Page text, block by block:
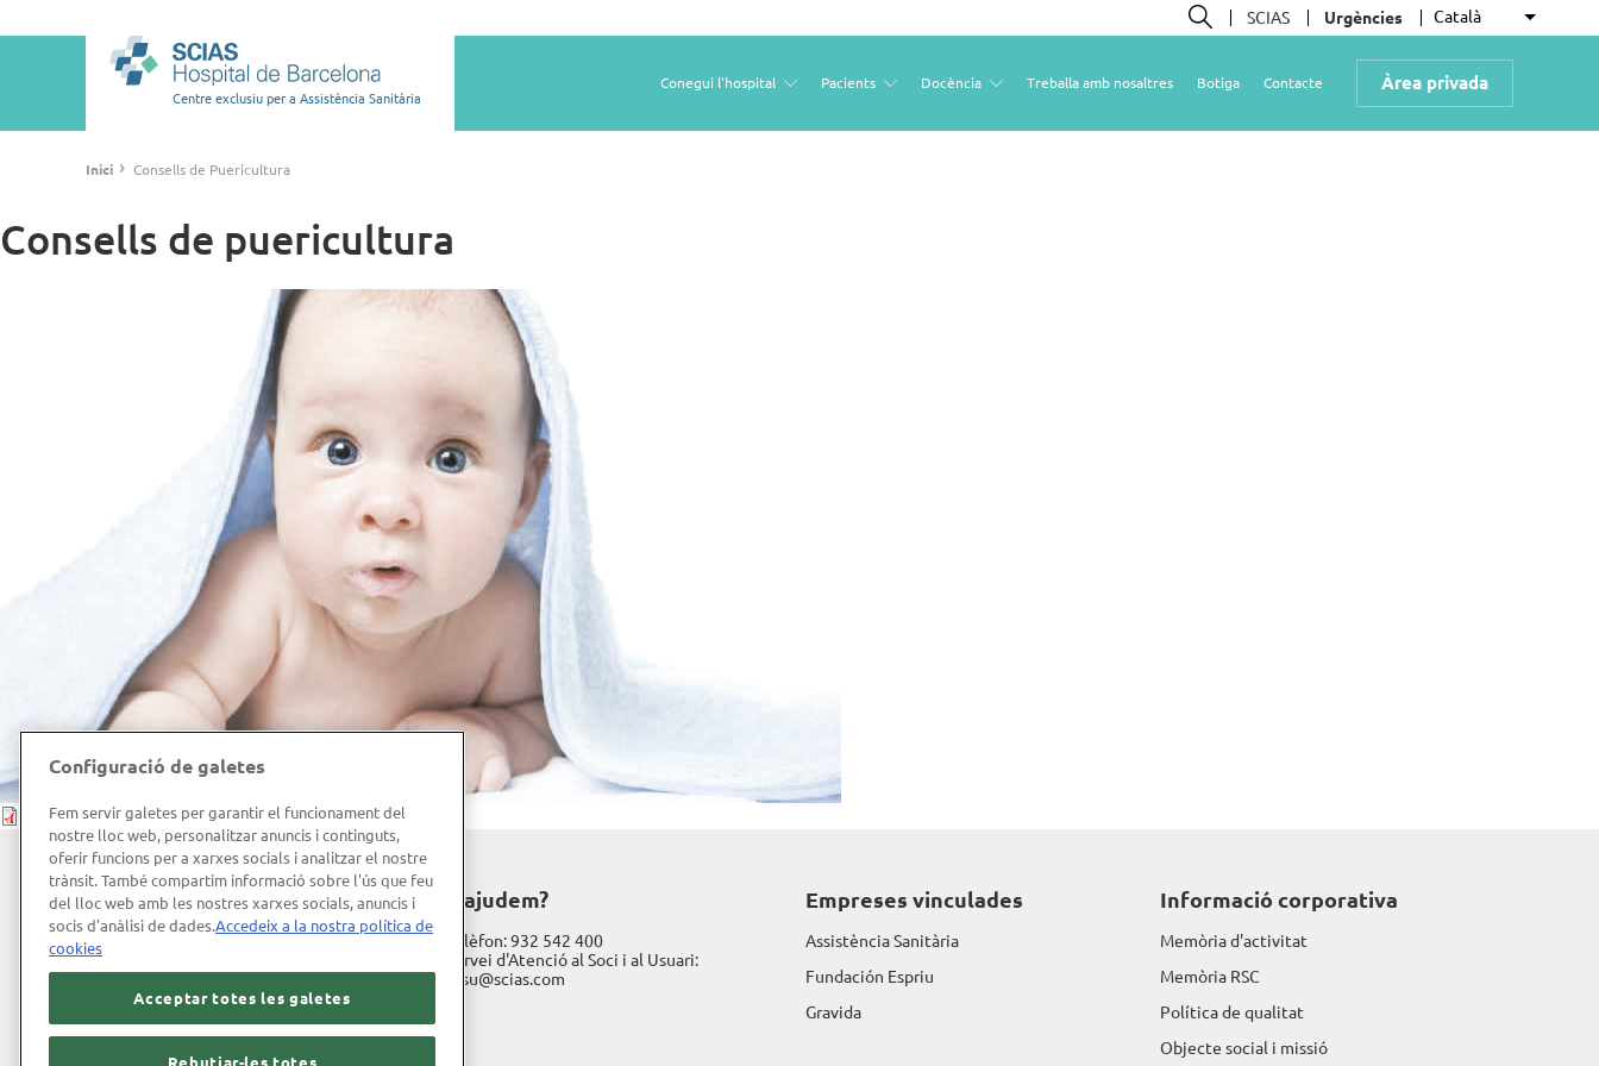
al
Cerca
SCIAS Urgències Català Llista
Centre exclusiu per a Assistència Sanitària
Àrea privada
Main
navigation
Conegui l'hospital Pacients Docència Treballa amb nosaltres Botiga Contacte
Fil
Inici › Consells de Puericultura
Consells de puericultura
Descarregueu document
Hospital de Barcelona
Diagonal, 660
08034 Barcelona
Treballa amb nosaltres
T'ajudem?
Telèfon:932 542 400
Servei d'Atenció al Soci i al Usuari:
sasu@scias.com
Empreses vinculades
Assistència Sanitària
Fundación Espriu
Gravida
Informació corporativa
Memòria d'activitat
Memòria RSC
Política de qualitat
Objecte social i missió
Configuració de galetes
Fem servir galetes per garantir el funcionament del
nostre lloc web, personalitzar anuncis i continguts,
oferir funcions per a xarxes socials i analitzar el nostre
trànsit. També compartim informació sobre l'ús que feu
del lloc web amb les nostres xarxes socials, anuncis i
socis d'anàlisi de dades.Accedeix a la nostra política de
cookies
Acceptar totes les galetes
Rebutjar-les totes